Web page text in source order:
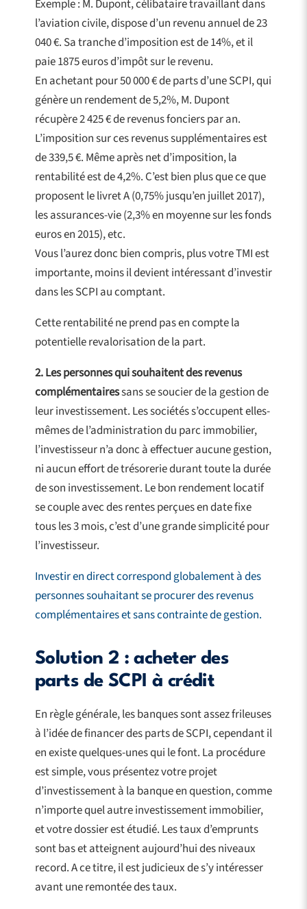
Exemple : M. Dupont, célibataire travaillant dans
l’aviation civile, dispose d’un revenu annuel de 23
040 €. Sa tranche d’imposition est de 14%, et il
paie 1875 euros d’impôt sur le revenu.
En achetant pour 50 000 € de parts d’une SCPI, qui
génère un rendement de 5,2%, M. Dupont
récupère 2 425 € de revenus fonciers par an.
L’imposition sur ces revenus supplémentaires est
de 339,5 €. Même après net d’imposition, la
rentabilité est de 4,2%. C’est bien plus que ce que
proposent le livret A (0,75% jusqu’en juillet 2017),
les assurances-vie (2,3% en moyenne sur les fonds
euros en 2015), etc.
Vous l’aurez donc bien compris, plus votre TMI est
importante, moins il devient intéressant d’investir
dans les SCPI au comptant.
Cette rentabilité ne prend pas en compte la
potentielle revalorisation de la part.
2.Les personnes qui souhaitent des revenus
complémentairessans se soucier de la gestion de
leur investissement. Les sociétés s’occupent elles-
mêmes de l’administration du parc immobilier,
l’investisseur n’a donc à effectuer aucune gestion,
ni aucun effort de trésorerie durant toute la durée
de son investissement. Le bon rendement locatif
se couple avec des rentes perçues en date fixe
tous les 3 mois, c’est d’une grande simplicité pour
l’investisseur.
Investir en direct correspond globalement à des
personnes souhaitant se procurer des revenus
complémentaires et sans contrainte de gestion.
Solution 2 : acheter des
parts de SCPI à crédit
En règle générale, les banques sont assez frileuses
à l’idée de financer des parts de SCPI, cependant il
en existe quelques-unes qui le font. La procédure
est simple, vous présentez votre projet
d’investissement à la banque en question, comme
n’importe quel autre investissement immobilier,
et votre dossier est étudié. Les taux d’emprunts
sont bas et atteignent aujourd’hui des niveaux
record. A ce titre, il est judicieux de s’y intéresser
avant une remontée des taux.